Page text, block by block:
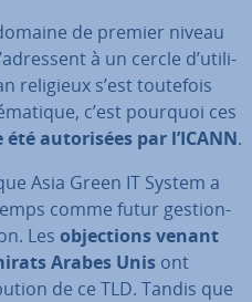
de premier niveau
à un cercle d’uti­li­
religieux s’est toutefois
c’est pourquoi ces
été au­to­ri­sées par l’ICANN.
Asia Green IT System a
comme futur ges­tion­
Les ob­jec­tions venant
Arabes Unis ont
de ce TLD. Tandis que